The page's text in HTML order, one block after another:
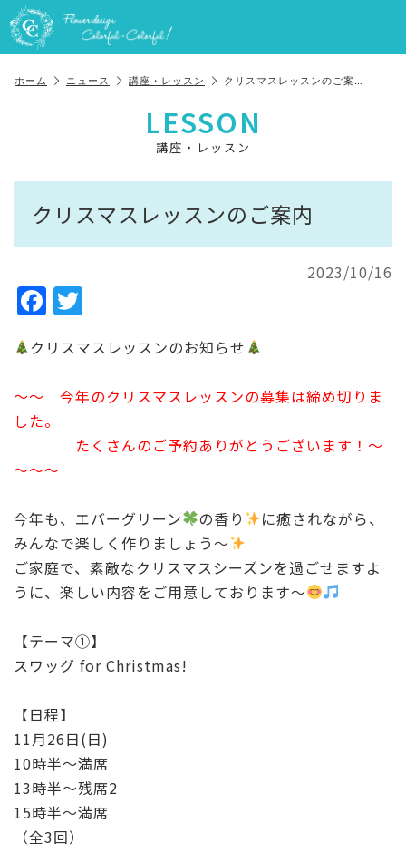
ホーム ニュース 講座・レッスン クリスマスレッスンのご案…
LESSON
講座・レッスン
クリスマスレッスンのご案内
2023/10/16
F
a
c
e
b
o
k
it
te
r
クリスマスレッスンのお知らせ
～～ 今年のクリスマスレッスンの募集は締め切りま
した。
たくさんのご予約ありがとうございます！～
～～～
今年も、エバーグリーン の香り
に癒されながら、
みんなで楽しく作りましょう〜
ご家庭で、素敵なクリスマスシーズンを過ごせますよ
うに、楽しい内容をご用意しております〜
【テーマ①】
スワッグ for Christmas!
【日程】
11月26日(日)
10時半〜満席
13時半〜残席2
15時半〜満席
（全3回）